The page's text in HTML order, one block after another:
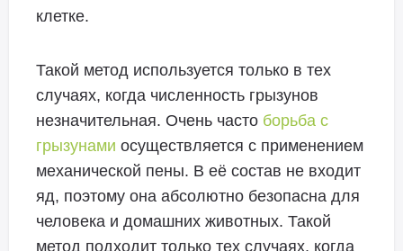
клетке.
Такой метод используется только в тех
случаях, когда численность грызунов
незначительная. Очень часто борьба с
грызунами осуществляется с применением
механической пены. В её состав не входит
яд, поэтому она абсолютно безопасна для
человека и домашних животных. Такой
метод подходит только тех случаях, когда